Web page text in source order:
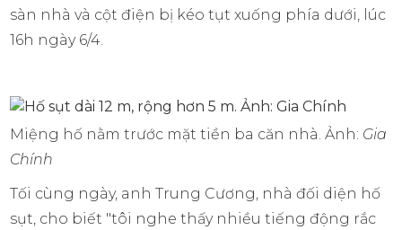
sàn nhà và cột điện bị kéo tụt xuống phía dưới, lúc
16h ngày 6/4.
Miệng hố nằm trước mặt tiền ba căn nhà. Ảnh: Gia
Chính
Tối cùng ngày, anh Trung Cương, nhà đối diện hố
sụt, cho biết "tôi nghe thấy nhiều tiếng động rắc